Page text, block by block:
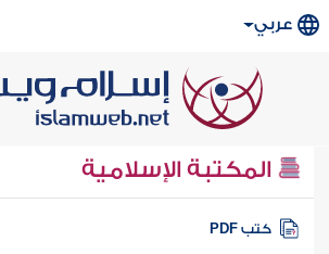
عربي
المكتبة الإسلامية